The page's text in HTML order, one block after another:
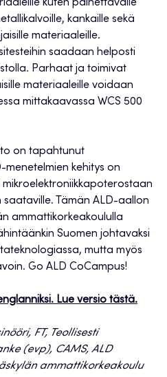
kuten painettavalle
kankaille sekä
materiaaleille.
saadaan helposti
Parhaat ja toimivat
materiaaleille voidaan
mittakaavassa WCS 500
on tapahtunut
menetelmien kehitys on
Tämän ALD-aallon
ammattikorkeakoululla
Suomen johtavaksi
mutta myös
Go ALD CoCampus!
Lue versio tästä.
FT, Teollisesti
(evp), CAMS, ALD
ammattikorkeakoulu